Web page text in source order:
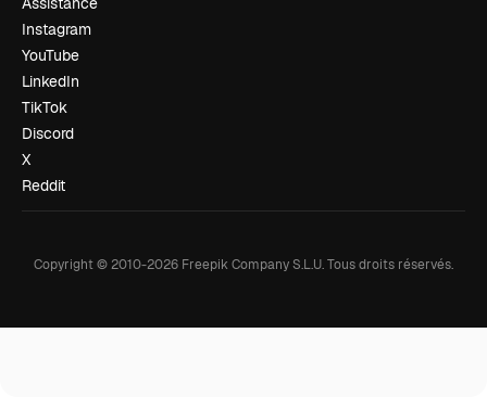
Instagram
YouTube
LinkedIn
TikTok
Discord
X
Reddit
Copyright © 2010-2026 Freepik Company S.L.U.Tous droits réservés.